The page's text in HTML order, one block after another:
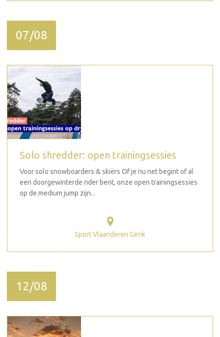
07/08
Solo shredder: open trainingsessies
Voor solo snowboarders & skiërs Of je nu net begint of al
een doorgewinterde rider bent, onze open trainingsessies
op de medium jump zijn...
Sport Vlaanderen Genk
12/08